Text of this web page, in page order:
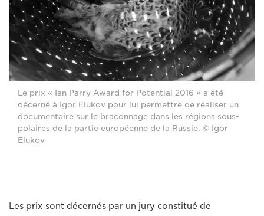
Le prix « Ian Parry Award for Potential 2016 » a été
décerné à Igor Elukov pour lui permettre de réaliser un
documentaire sur le braconnage dans les régions sous-
polaires de la partie européenne de la Russie. © Igor
Elukov
Les prix sont décernés par un jury constitué de